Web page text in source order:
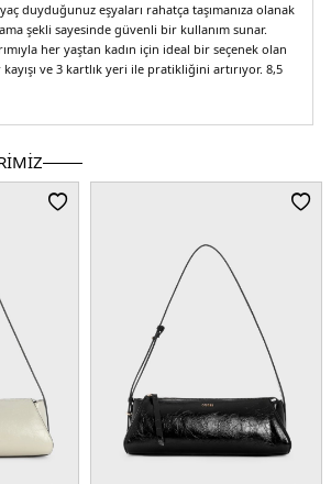
duyduğunuz eşyaları rahatça taşımanıza olanak
şekli sayesinde güvenli bir kullanım sunar.
her yaştan kadın için ideal bir seçenek olan
ve 3 kartlık yeri ile pratikliğini artırıyor. 8,5
stilinizi de ön plana çıkaracak! Bu çantayı
şıklığı ve rahatlığı bir arada yaşayabilirsiniz.
3 kartlık yer- Sap yüksekliği 8,5 cm- Maksimum